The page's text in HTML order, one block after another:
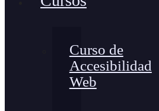
Curso de
Accesibilidad
Web